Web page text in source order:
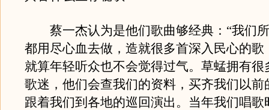
蔡一杰认为是他们歌曲够经典：“我们
都用尽心血去做，造就很多首深入民心的歌
就算年轻听众也不会觉得过气。草蜢拥有很
歌迷，他们会查我们的资料，买齐我们以前
跟着我们到各地的巡回演出。当年我们唱歌